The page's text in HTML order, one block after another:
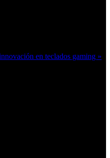
en teclados gaming »